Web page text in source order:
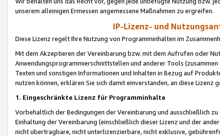
unserem alleinigen Ermessen angemessene Maßnahmen zu ergreifen.
IP-Lizenz- und
Diese Lizenz regelt Ihre Nutzung von Programminhalten im
Mit dem Akzeptieren der Vereinbarung bzw. mit dem Aufrufen oder
Anwendungsprogrammierschnittstellen und anderer Tools (zusammen
Texten und sonstigen Informationen und Inhalten in Bezug auf
nutzen können, erklären Sie sich damit einverstanden, an diese Lizenz
1. Eingeschränkte Lizenz für Programminhalte
Vorbehaltlich der Bedingungen der Vereinbarung und ausschließlich
Einhaltung der Vereinbarung (einschließlich dieser Lizenz und der
nicht übertragbare, nicht unterlizenzierbare, nicht exklusive,